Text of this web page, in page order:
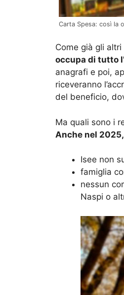
Carta Spesa: così la
Come già gli altri
occupa di tutto
anagrafi e poi,
riceveranno
del beneficio,
Ma quali sono i
Anche nel
Isee non
famiglia
nessun
Naspi o